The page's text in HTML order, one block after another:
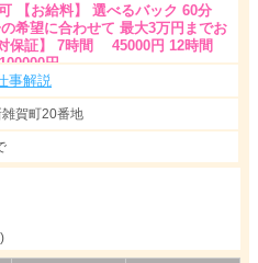
【お給料】 選べるバック 60分
希望に合わせて 最大3万円までお
保証】 7時間 45000円 12時間
円
事解説
賀町20番地